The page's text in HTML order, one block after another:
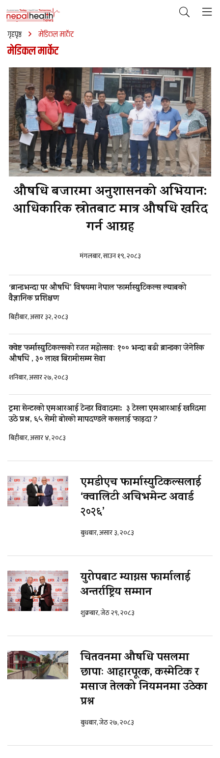
गृहपृष्ठ मेडिकल मार्केट
मेडिकल मार्केट
औषधि बजारमा अनुशासनको अभियान:
आधिकारिक स्रोतबाट मात्र औषधि खरिद
गर्न आग्रह
मंगलबार, साउन १९, २०८३
‘ब्रान्डभन्दा पर औषधि’ विषयमा नेपाल फार्मास्युटिकल्स ल्याबको
वैज्ञानिक प्रशिक्षण
बिहीबार, असार ३२, २०८३
क्वेष्ट फर्मास्युटिकल्सको रजत महोत्सवः १०० भन्दा बढी ब्रान्डका जेनेरिक
औषधि , ३० लाख बिरामीसम्म सेवा
शनिबार, असार २७, २०८३
ट्रमा सेन्टरको एमआरआई टेन्डर विवादमा: ३ टेस्ला एमआरआई खरिदमा
उठे प्रश्न, ६५ सेमी बोरको मापदण्डले कसलाई फाइदा ?
बिहीबार, असार ४, २०८३
एमडीएच फार्मास्युटिकल्सलाई
‘क्वालिटी अचिभमेन्ट अवार्ड
२०२६’
बुधबार, असार ३, २०८३
युरोपबाट म्याग्नस फार्मालाई
अन्तर्राष्ट्रिय सम्मान
शुक्रबार, जेठ २९, २०८३
चितवनमा औषधि पसलमा
छापाः आहारपूरक, कस्मेटिक र
मसाज तेलको नियमनमा उठेका
प्रश्न
बुधबार, जेठ २७, २०८३